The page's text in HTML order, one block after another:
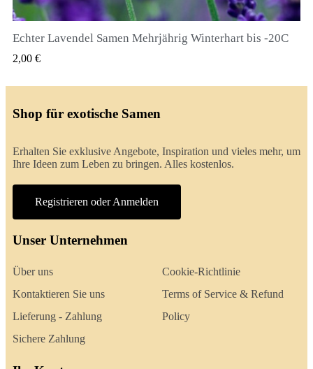
QUICK VIEW
Echter Lavendel Samen Mehrjährig Winterhart bis -20C
2,00 €
Shop für exotische Samen
Erhalten Sie exklusive Angebote, Inspiration und vieles mehr, um
Ihre Ideen zum Leben zu bringen. Alles kostenlos.
Registrieren oder Anmelden
Unser Unternehmen
Über uns
Kontaktieren Sie uns
Lieferung - Zahlung
Sichere Zahlung
Cookie-Richtlinie
Terms of Service & Refund
Policy